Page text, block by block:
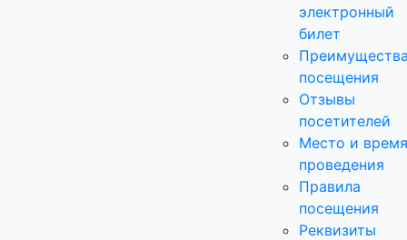
электронный
билет
посещения
Отзывы
посетителей
Место и время
проведения
Правила
посещения
Реквизиты